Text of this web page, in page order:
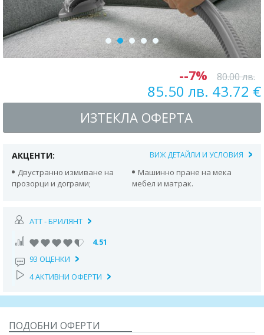
--7% 80.00 лв.
85.50 лв. 43.72 €
ИЗТЕКЛА ОФЕРТА
АКЦЕНТИ: ВИЖ ДЕТАЙЛИ И УСЛОВИЯ
Двустранно измиване на
прозорци и дограми;
Машинно пране на мека
мебел и матрак.
АТТ - БРИЛЯНТ
4.51
93 ОЦЕНКИ
4 АКТИВНИ ОФЕРТИ
ПОДОБНИ ОФЕРТИ